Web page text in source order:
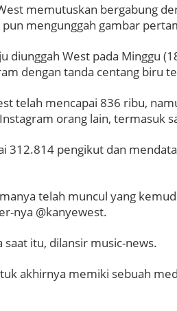
memutuskan bergabung
mengunggah gambar
diunggah West pada Minggu
dengan tanda centang biru
telah mencapai 836 ribu,
orang lain, termasuk
312.814 pengikut dan
telah muncul yang
nya @kanyewest.
saat itu, dilansir music-news.
akhirnya memiki sebuah